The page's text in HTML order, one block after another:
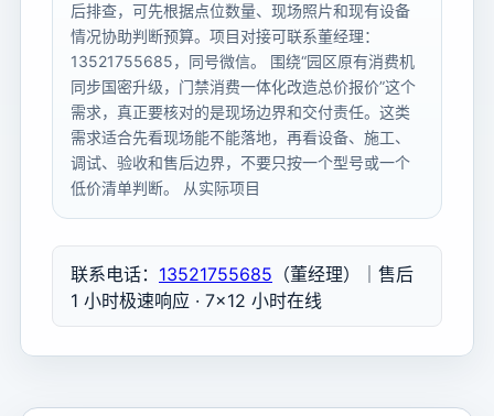
后排查，可先根据点位数量、现场照片和现有设备
情况协助判断预算。项目对接可联系董经理：
13521755685，同号微信。 围绕“园区原有消费机
同步国密升级，门禁消费一体化改造总价报价”这个
需求，真正要核对的是现场边界和交付责任。这类
需求适合先看现场能不能落地，再看设备、施工、
调试、验收和售后边界，不要只按一个型号或一个
低价清单判断。 从实际项目
联系电话： 13521755685 （董经理）｜售后
1 小时极速响应 · 7×12 小时在线